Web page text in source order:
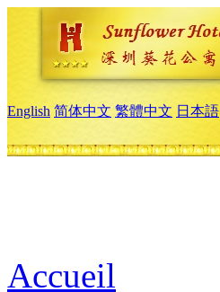
English 简体中文 繁體中文 日本語
Accueil